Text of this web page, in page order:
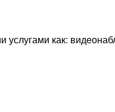
услугами как: